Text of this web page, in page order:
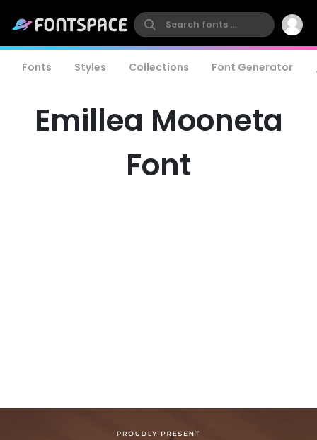
Fonts Styles Collections Font Generator
Emillea Mooneta
Font